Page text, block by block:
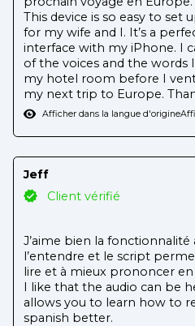
This device is so easy to set
for my wife and I. It’s a
interface with my iPhone. I
of the voices and the words
my hotel room before I
my next trip to Europe.
Afficher dans la langue d'origine
Jeff
Client vérifié
J’aime bien la
l’entendre et le script
lire et à mieux prononcer
I like that the audio can be
allows you to learn how to
spanish better.